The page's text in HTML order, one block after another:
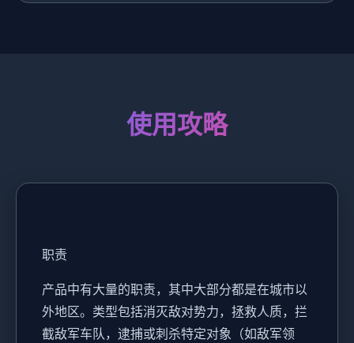
使用攻略
职责
产品中有大量的职责，其中大部分都是在城市以
外地区。类型包括消灭敌对势力，拯救人质，拦
截敌军车队，逮捕或刺杀特定对象（如敌军领